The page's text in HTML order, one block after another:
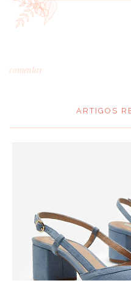
comentar
NOME*:
ARTIGOS